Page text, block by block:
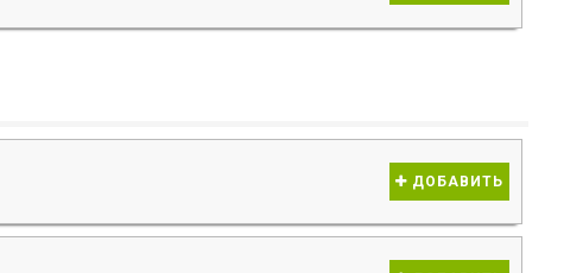
ДОБАВИТЬ